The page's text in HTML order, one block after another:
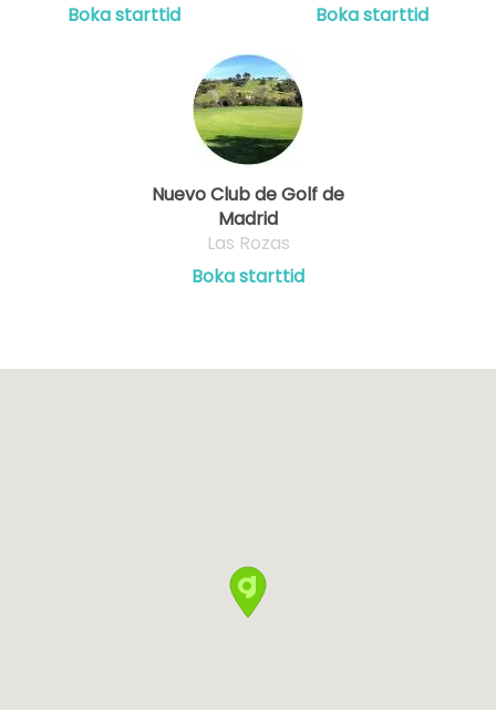
Boka starttid
Boka starttid
Nuevo Club de Golf de
Madrid
Las Rozas
Boka starttid